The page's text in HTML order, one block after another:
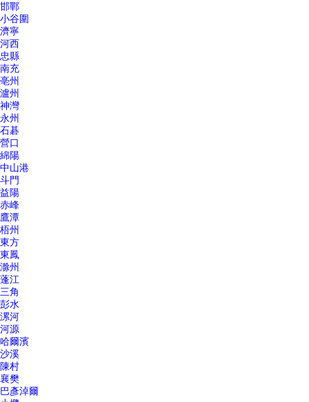
邯鄲
小谷圍
濟寧
河西
忠縣
南充
亳州
瀘州
神灣
永州
石碁
營口
綿陽
中山港
斗門
益陽
赤峰
鷹潭
梧州
東方
東鳳
滁州
蓬江
三角
彭水
漯河
河源
哈爾濱
沙溪
陳村
襄樊
巴彥淖爾